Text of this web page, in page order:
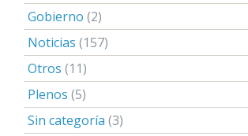
Gobierno (2)
Noticias (157)
Otros (11)
Plenos (5)
Sin categoría (3)